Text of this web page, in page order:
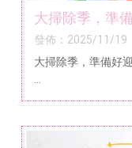
大掃除季，準
發佈：2025/11/19
大掃除季，準備好